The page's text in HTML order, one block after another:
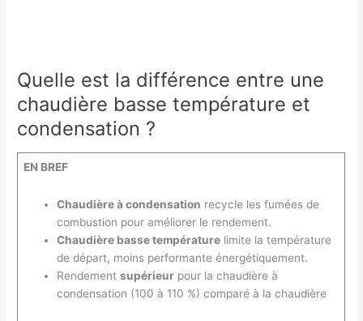
Quelle est la différence entre une
chaudière basse température et
condensation ?
EN BREF
Chaudière à condensation recycle les fumées de
combustion pour améliorer le rendement.
Chaudière basse températurelimite la température
de départ, moins performante énergétiquement.
Rendement supérieurpour la chaudière à
condensation (100 à 110 %) comparé à la chaudière